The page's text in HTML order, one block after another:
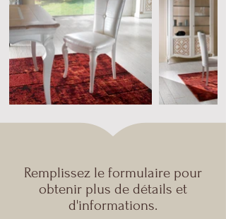
Remplissez le formulaire pour
obtenir plus de détails et
d'informations.